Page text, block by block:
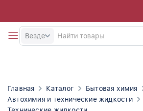
Везде
Главная Каталог
Бытовая химия
Автохимия и технические жидкости